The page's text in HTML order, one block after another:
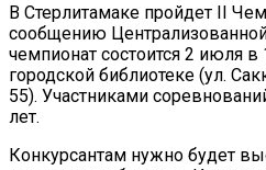
В Стерлитамаке пройдет II
сообщению
чемпионат состоится 2 июля
городской библиотеке (ул.
55). Участниками
лет.
Конкурсантам нужно будет